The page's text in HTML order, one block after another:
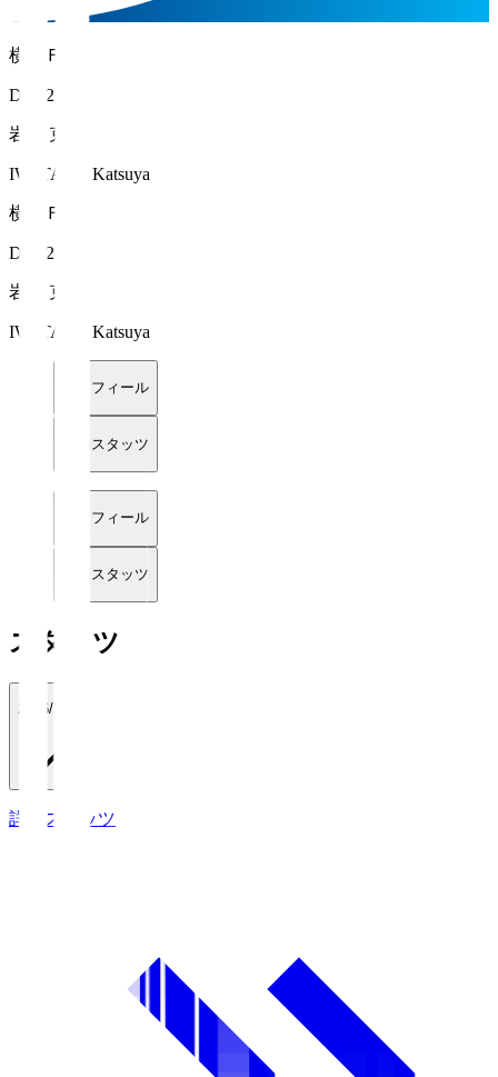
横浜ＦＣ
DF 22
岩武 克弥
IWATAKE Katsuya
横浜ＦＣ
DF 22
岩武 克弥
IWATAKE Katsuya
プロフィール
詳細スタッツ
プロフィール
詳細スタッツ
スタッツ
2026/27
詳細スタッツ